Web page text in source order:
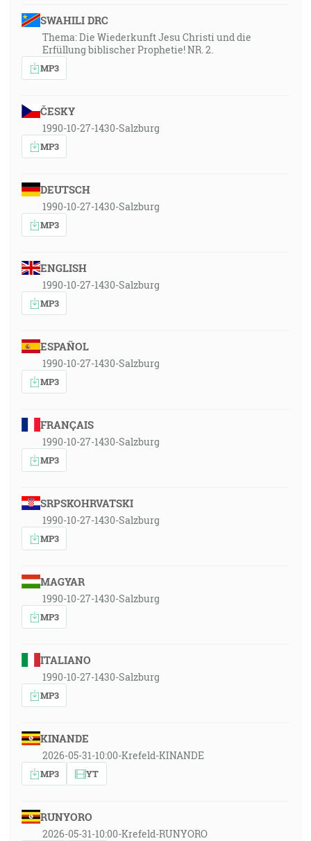
SWAHILI DRC
Thema: Die Wiederkunft Jesu Christi und die
Erfüllung biblischer Prophetie! NR. 2.
MP3
ČESKY
1990-10-27-1430-Salzburg
MP3
DEUTSCH
1990-10-27-1430-Salzburg
MP3
ENGLISH
1990-10-27-1430-Salzburg
MP3
ESPAÑOL
1990-10-27-1430-Salzburg
MP3
FRANÇAIS
1990-10-27-1430-Salzburg
MP3
SRPSKOHRVATSKI
1990-10-27-1430-Salzburg
MP3
MAGYAR
1990-10-27-1430-Salzburg
MP3
ITALIANO
1990-10-27-1430-Salzburg
MP3
KINANDE
2026-05-31-10:00-Krefeld-KINANDE
MP3 YT
RUNYORO
2026-05-31-10:00-Krefeld-RUNYORO